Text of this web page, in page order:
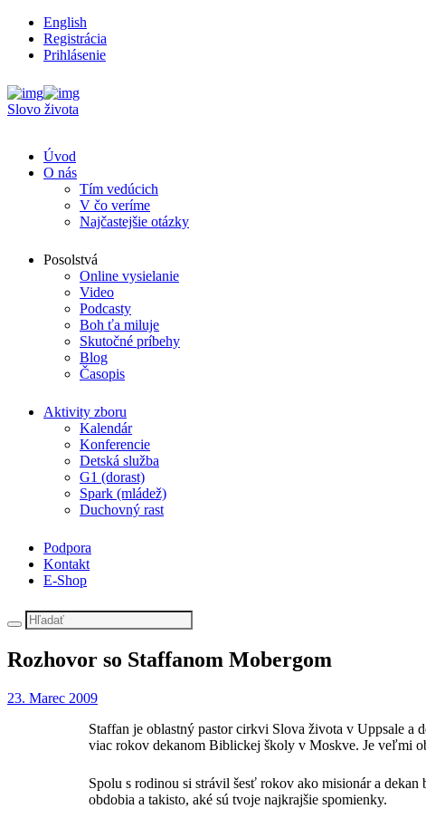
English
Registrácia
Prihlásenie
Slovo života
Úvod
O nás
Tím vedúcich
V čo veríme
Najčastejšie otázky
Posolstvá
Online vysielanie
Video
Podcasty
Boh ťa miluje
Skutočné príbehy
Blog
Časopis
Aktivity zboru
Kalendár
Konferencie
Detská služba
G1 (dorast)
Spark (mládež)
Duchovný rast
Podpora
Kontakt
E-Shop
Rozhovor so Staffanom Mobergom
23. Marec 2009
Staffan je oblastný pastor cirkvi Slova života v Uppsale a
viac rokov dekanom Biblickej školy v Moskve. Je veľmi
Spolu s rodinou si strávil šesť rokov ako misionár a
obdobia a takisto, aké sú tvoje najkrajšie spomienky.